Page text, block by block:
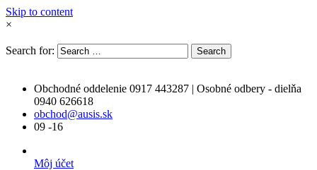
Skip to content
×
Search for: Search
Obchodné oddelenie 0917 443287 | Osobné odbery - dielňa
0940 626618
obchod@ausis.sk
09 -16
Môj účet